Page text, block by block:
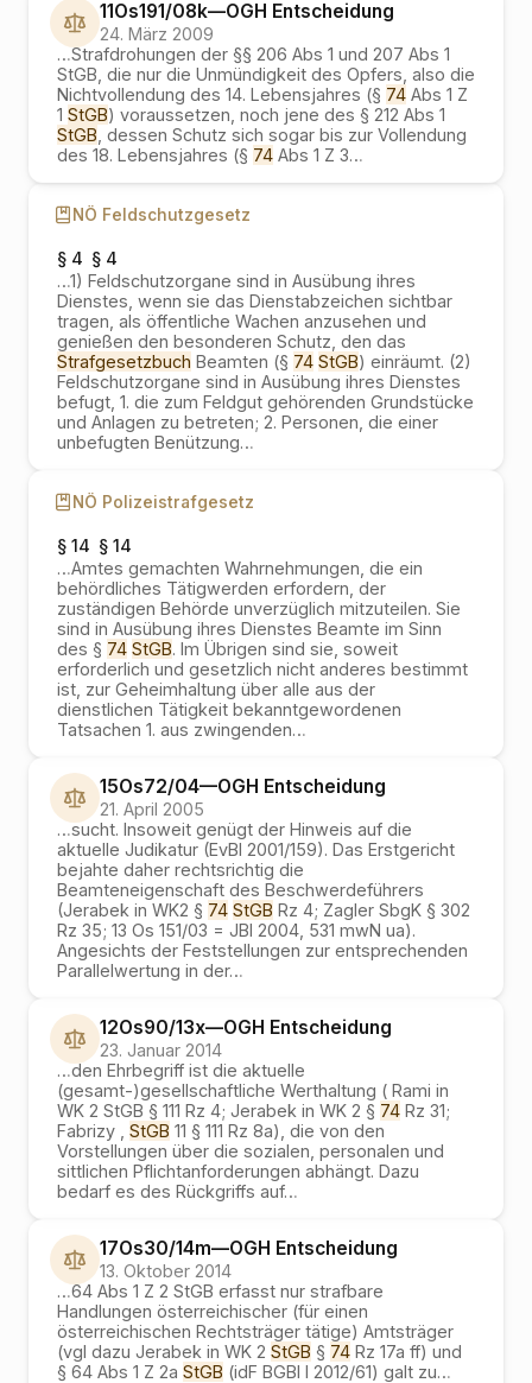
11Os191/08k—OGH Entscheidung
24. März 2009
…Strafdrohungen der §§ 206 Abs 1 und 207 Abs 1
StGB, die nur die Unmündigkeit des Opfers, also die
Nichtvollendung des 14. Lebensjahres (§ 74 Abs 1 Z
1 StGB) voraussetzen, noch jene des § 212 Abs 1
StGB , dessen Schutz sich sogar bis zur Vollendung
des 18. Lebensjahres (§ 74 Abs 1 Z 3…
NÖ Feldschutzgesetz
§ 4 § 4
…1) Feldschutzorgane sind in Ausübung ihres
Dienstes, wenn sie das Dienstabzeichen sichtbar
tragen, als öffentliche Wachen anzusehen und
genießen den besonderen Schutz, den das
Strafgesetzbuch Beamten (§ 74 StGB) einräumt. (2)
Feldschutzorgane sind in Ausübung ihres Dienstes
befugt, 1. die zum Feldgut gehörenden Grundstücke
und Anlagen zu betreten; 2. Personen, die einer
unbefugten Benützung…
NÖ Polizeistrafgesetz
§ 14 § 14
…Amtes gemachten Wahrnehmungen, die ein
behördliches Tätigwerden erfordern, der
zuständigen Behörde unverzüglich mitzuteilen. Sie
sind in Ausübung ihres Dienstes Beamte im Sinn
des § 74 StGB. Im Übrigen sind sie, soweit
erforderlich und gesetzlich nicht anderes bestimmt
ist, zur Geheimhaltung über alle aus der
dienstlichen Tätigkeit bekanntgewordenen
Tatsachen 1. aus zwingenden…
15Os72/04—OGH Entscheidung
21. April 2005
…sucht. Insoweit genügt der Hinweis auf die
aktuelle Judikatur (EvBl 2001/159). Das Erstgericht
bejahte daher rechtsrichtig die
Beamteneigenschaft des Beschwerdeführers
(Jerabek in WK2 § 74 StGB Rz 4; Zagler SbgK § 302
Rz 35; 13 Os 151/03 = JBl 2004, 531 mwN ua).
Angesichts der Feststellungen zur entsprechenden
Parallelwertung in der…
12Os90/13x—OGH Entscheidung
23. Januar 2014
…den Ehrbegriff ist die aktuelle
(gesamt-)gesellschaftliche Werthaltung ( Rami in
WK 2 StGB § 111 Rz 4; Jerabek in WK 2 § 74 Rz 31;
Fabrizy , StGB 11 § 111 Rz 8a), die von den
Vorstellungen über die sozialen, personalen und
sittlichen Pflichtanforderungen abhängt. Dazu
bedarf es des Rückgriffs auf…
17Os30/14m—OGH Entscheidung
13. Oktober 2014
…64 Abs 1 Z 2 StGB erfasst nur strafbare
Handlungen österreichischer (für einen
österreichischen Rechtsträger tätige) Amtsträger
(vgl dazu Jerabek in WK 2 StGB § 74 Rz 17a ff) und
§ 64 Abs 1 Z 2a StGB (idF BGBl I 2012/61) galt zu…